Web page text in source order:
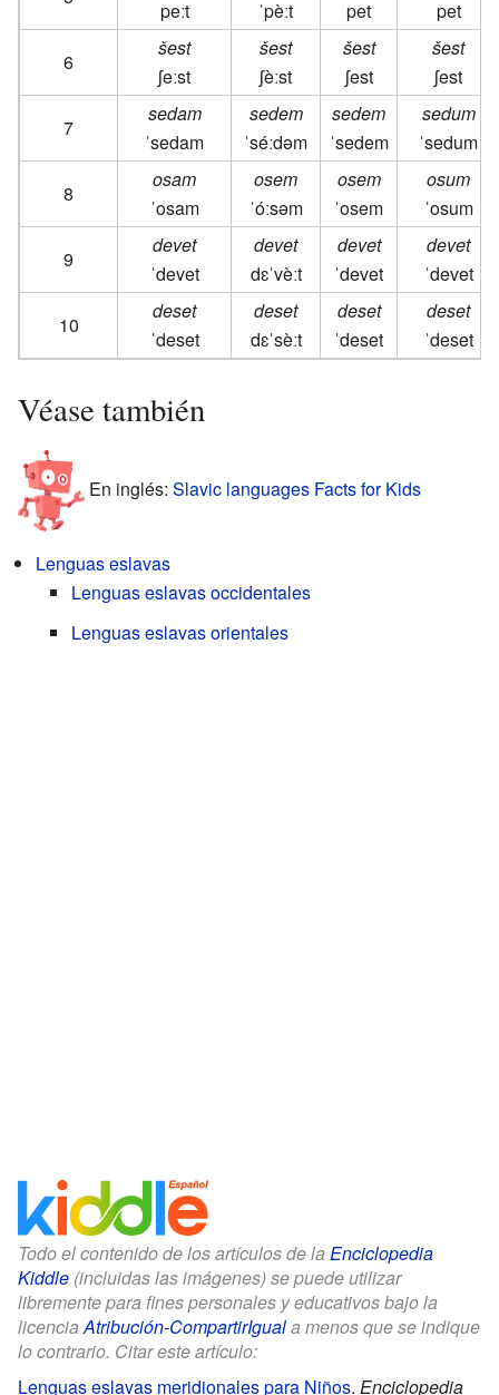
peːt
ˈpèːt
pet
pet
6
šest
ʃeːst
šest
ʃèːst
šest
ʃest
šest
ʃest
7
sedam
ˈsedam
sedem
ˈséːdəm
sedem
ˈsedem
sedum
ˈsedum
8
osam
ˈosam
osem
ˈóːsəm
osem
ˈosem
osum
ˈosum
9
devet
ˈdevet
devet
dɛˈvèːt
devet
ˈdevet
devet
ˈdevet
10
deset
ˈdeset
deset
dɛˈsèːt
deset
ˈdeset
deset
ˈdeset
Véase también
En inglés: Slavic languages Facts for Kids
Lenguas eslavas
Lenguas eslavas occidentales
Lenguas eslavas orientales
Todo el contenido de los artículos de la Enciclopedia
Kiddle (incluidas las imágenes) se puede utilizar
libremente para fines personales y educativos bajo la
licenciaAtribución-CompartirIguala menos que se indique
lo contrario. Citar este artículo:
Lenguas eslavas meridionales para Niños. Enciclopedia